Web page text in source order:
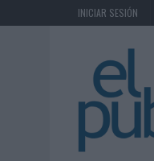
INICIAR SESIÓN